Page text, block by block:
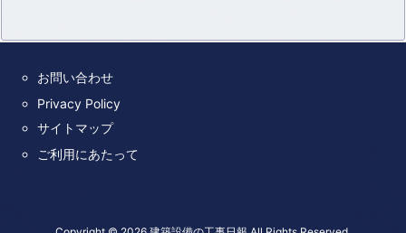
お問い合わせ
Privacy Policy
サイトマップ
ご利用にあたって